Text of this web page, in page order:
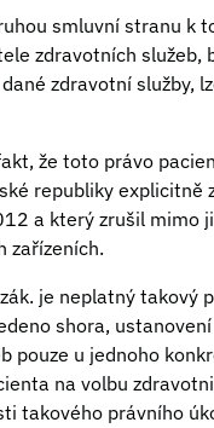
smluvní stranu k
zdravotních služeb,
zdravotní služby,
že toto právo
republiky
a který zrušil mimo
zařízeních.
je neplatný takový
shora,
pouze u jednoho
na volbu
takového právního